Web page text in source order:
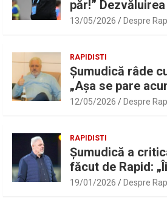
păr!”
Marius Șumudică
Pancu
13/05/2026 Despre
RAPIDISTI
Șumudică râde
„Așa se pare
12/05/2026 Despre
RAPIDISTI
Șumudică a
făcut de Rapid:
înțeles”
19/01/2026 Despre